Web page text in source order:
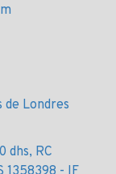
aux
la
de Londres
dhs, RC